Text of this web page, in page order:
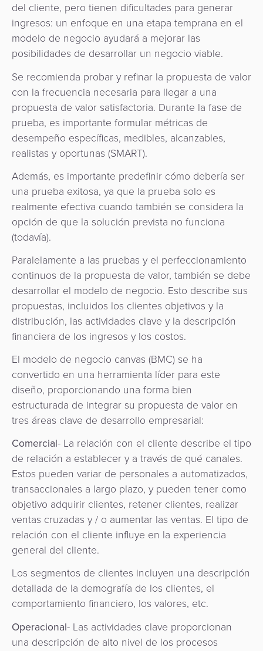
del cliente, pero tienen dificultades para generar
ingresos: un enfoque en una etapa temprana en el
modelo de negocio ayudará a mejorar las
posibilidades de desarrollar un negocio viable.
Se recomienda probar y refinar la propuesta de valor
con la frecuencia necesaria para llegar a una
propuesta de valor satisfactoria. Durante la fase de
prueba, es importante formular métricas de
desempeño específicas, medibles, alcanzables,
realistas y oportunas (SMART).
Además, es importante predefinir cómo debería ser
una prueba exitosa, ya que la prueba solo es
realmente efectiva cuando también se considera la
opción de que la solución prevista no funciona
(todavía).
Paralelamente a las pruebas y el perfeccionamiento
continuos de la propuesta de valor, también se debe
desarrollar el modelo de negocio. Esto describe sus
propuestas, incluidos los clientes objetivos y la
distribución, las actividades clave y la descripción
financiera de los ingresos y los costos.
El modelo de negocio canvas (BMC) se ha
convertido en una herramienta líder para este
diseño, proporcionando una forma bien
estructurada de integrar su propuesta de valor en
tres áreas clave de desarrollo empresarial:
Comercial- La relación con el cliente describe el tipo
de relación a establecer y a través de qué canales.
Estos pueden variar de personales a automatizados,
transaccionales a largo plazo, y pueden tener como
objetivo adquirir clientes, retener clientes, realizar
ventas cruzadas y / o aumentar las ventas. El tipo de
relación con el cliente influye en la experiencia
general del cliente.
Los segmentos de clientes incluyen una descripción
detallada de la demografía de los clientes, el
comportamiento financiero, los valores, etc.
Operacional- Las actividades clave proporcionan
una descripción de alto nivel de los procesos